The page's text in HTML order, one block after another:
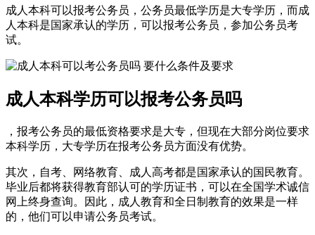
成人本科可以报考公务员，公务员最低学历是大专学历，而成
人本科是国家承认的学历，可以报考公务员，参加公务员考
试。
成人本科学历可以报考公务员吗
，报考公务员的最低资格要求是大专，但现在大部分岗位要求
本科学历，大专学历在报考公务员方面没有优势。
其次，自考、网络教育、成人高考都是国家承认的国民教育。
毕业后都将获得教育部认可的学历证书，可以在全国学术诚信
网上终身查询。因此，成人教育和全日制教育的效果是一样
的，他们可以申请公务员考试。